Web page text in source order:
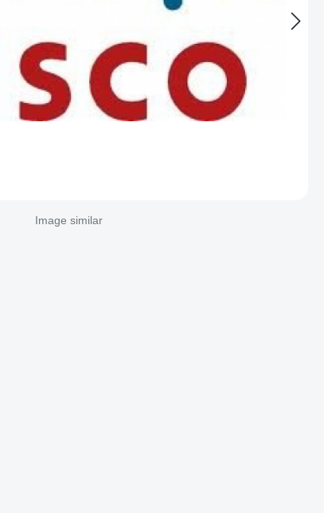
Image similar